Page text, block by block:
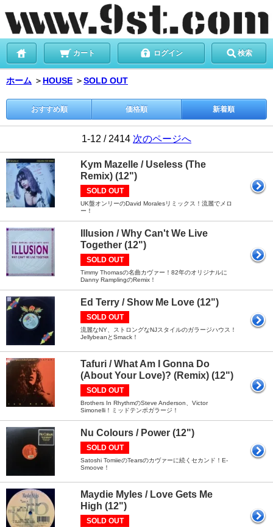
カート ログイン 検索
ホーム ＞ HOUSE ＞SOLD OUT
おすすめ順 価格順 新着順
1-12 / 2414 次のページへ
Kym Mazelle / Useless (The
Remix) (12")
SOLD OUT
UK盤オンリーのDavid Moralesリミックス！流麗でメロ
ー！
Illusion / Why Can't We Live
Together (12")
SOLD OUT
Timmy Thomasの名曲カヴァー！82年のオリジナルに
Danny RamplingのRemix！
Ed Terry / Show Me Love (12")
SOLD OUT
流麗なNY、ストロングなNJスタイルのガラージハウス！
JellybeanとSmack！
Tafuri / What Am I Gonna Do
(About Your Love)? (Remix) (12")
SOLD OUT
Brothers In RhythmのSteve Anderson、Victor
Simonelli！ミッドテンポガラージ！
Nu Colours / Power (12")
SOLD OUT
Satoshi TomiieのTearsのカヴァーに続くセカンド！E-
Smoove！
Maydie Myles / Love Gets Me
High (12")
SOLD OUT